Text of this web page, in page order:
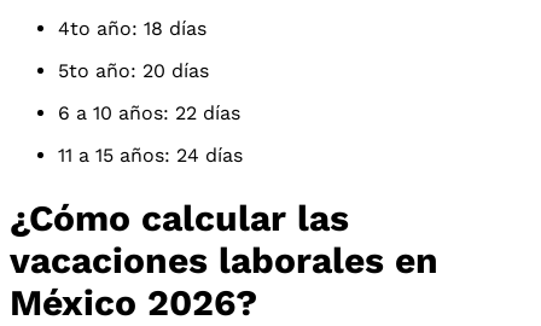
4to año: 18 días
5to año: 20 días
6 a 10 años: 22 días
11 a 15 años: 24 días
¿Cómo calcular las
vacaciones laborales en
México 2026?